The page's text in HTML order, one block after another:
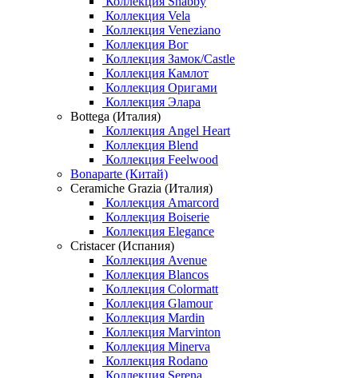
Коллекция Vela
Коллекция Veneziano
Коллекция Вог
Коллекция Замок/Castle
Коллекция Камлот
Коллекция Оригами
Коллекция Элара
Bottega (Италия)
Коллекция Angel Heart
Коллекция Blend
Коллекция Feelwood
Bonaparte (Китай)
Ceramiche Grazia (Италия)
Коллекция Amarcord
Коллекция Boiserie
Коллекция Elegance
Cristacer (Испания)
Коллекция Avenue
Коллекция Blancos
Коллекция Colormatt
Коллекция Glamour
Коллекция Mardin
Коллекция Marvinton
Коллекция Minerva
Коллекция Rodano
Коллекция Serena